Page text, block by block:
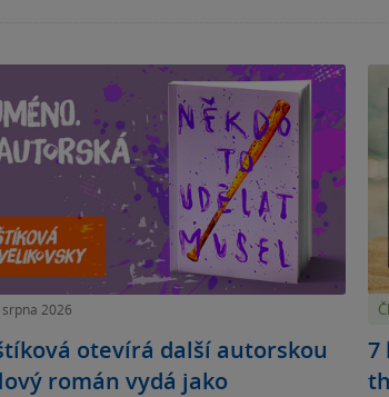
2026
otevírá další autorskou
román vydá jako
7